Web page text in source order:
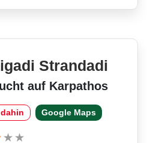
Strandadi
auf Karpathos
Google Maps